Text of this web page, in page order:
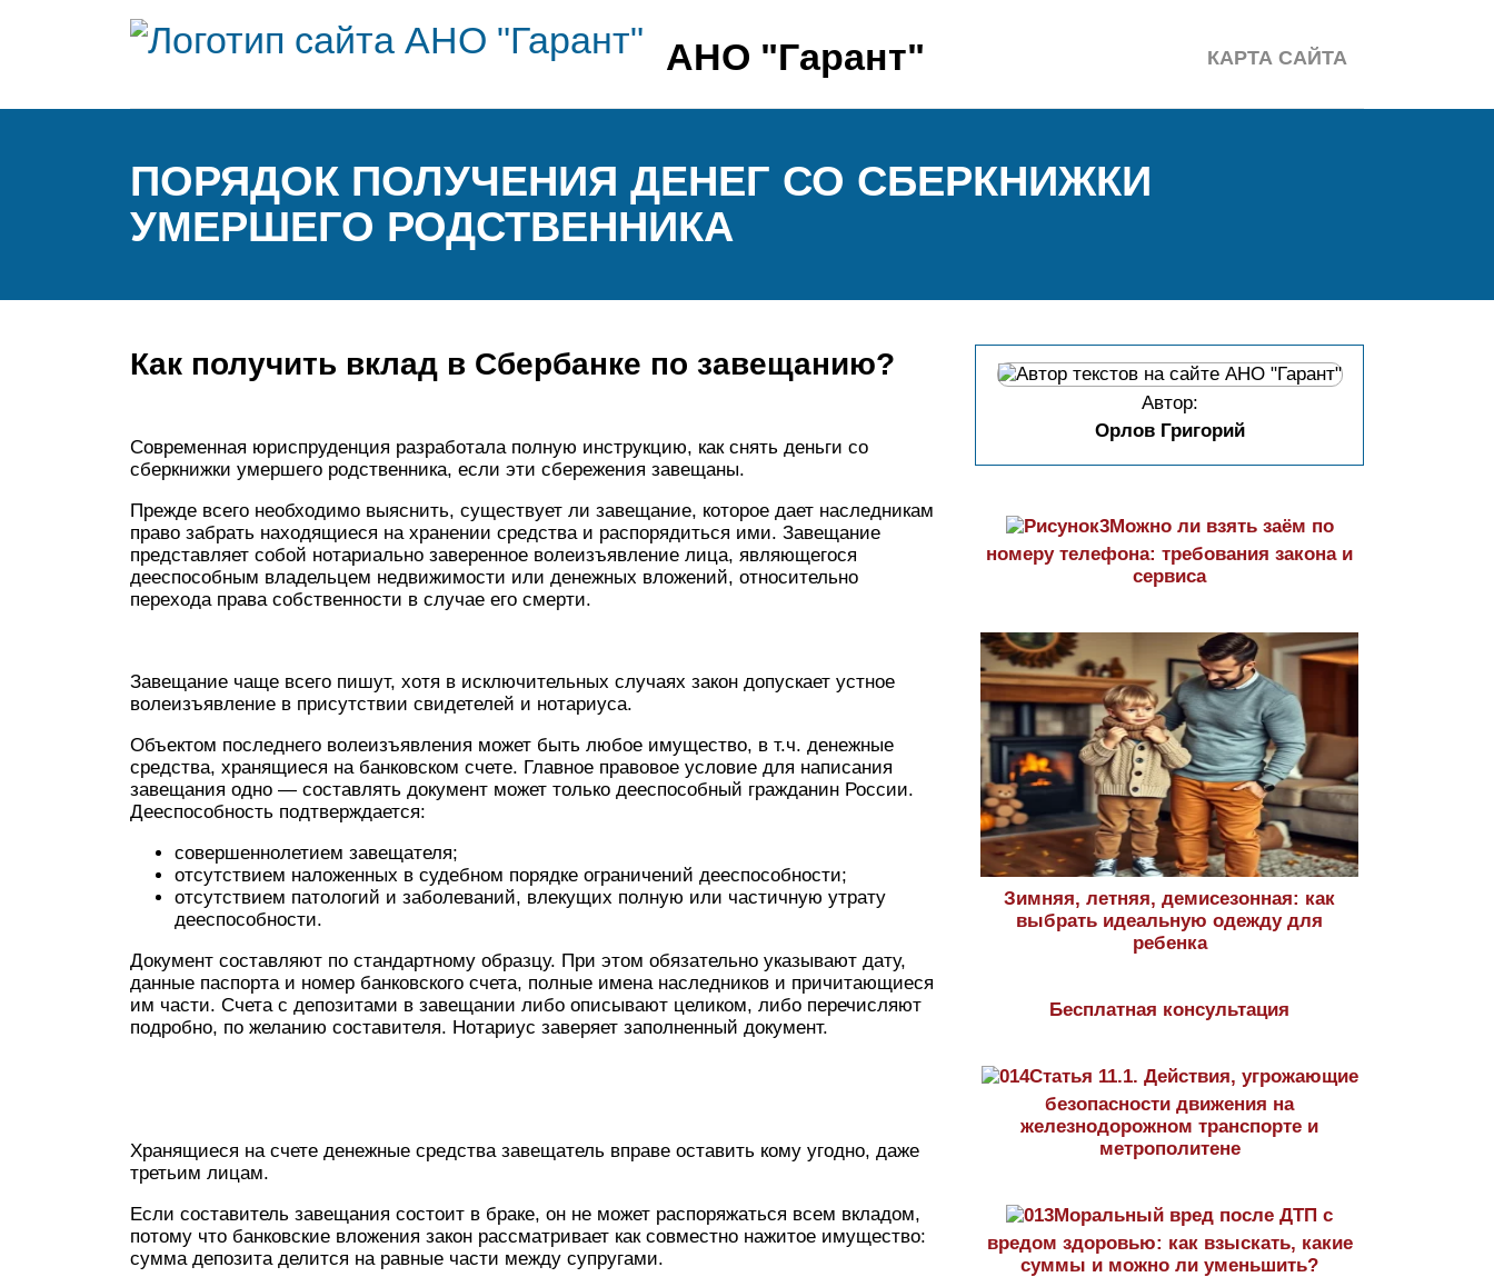
АНО "Гарант" КАРТА САЙТА
ПОРЯДОК ПОЛУЧЕНИЯ ДЕНЕГ СО СБЕРКНИЖКИ
УМЕРШЕГО РОДСТВЕННИКА
Как получить вклад в Сбербанке по завещанию?
Современная юриспруденция разработала полную инструкцию, как снять деньги со
сберкнижки умершего родственника, если эти сбережения завещаны.
Прежде всего необходимо выяснить, существует ли завещание, которое дает наследникам
право забрать находящиеся на хранении средства и распорядиться ими. Завещание
представляет собой нотариально заверенное волеизъявление лица, являющегося
дееспособным владельцем недвижимости или денежных вложений, относительно
перехода права собственности в случае его смерти.
Завещание чаще всего пишут, хотя в исключительных случаях закон допускает устное
волеизъявление в присутствии свидетелей и нотариуса.
Объектом последнего волеизъявления может быть любое имущество, в т.ч. денежные
средства, хранящиеся на банковском счете. Главное правовое условие для написания
завещания одно — составлять документ может только дееспособный гражданин России.
Дееспособность подтверждается:
совершеннолетием завещателя;
отсутствием наложенных в судебном порядке ограничений дееспособности;
отсутствием патологий и заболеваний, влекущих полную или частичную утрату
дееспособности.
Документ составляют по стандартному образцу. При этом обязательно указывают дату,
данные паспорта и номер банковского счета, полные имена наследников и причитающиеся
им части. Счета с депозитами в завещании либо описывают целиком, либо перечисляют
подробно, по желанию составителя. Нотариус заверяет заполненный документ.
Хранящиеся на счете денежные средства завещатель вправе оставить кому угодно, даже
третьим лицам.
Если составитель завещания состоит в браке, он не может распоряжаться всем вкладом,
потому что банковские вложения закон рассматривает как совместно нажитое имущество:
сумма депозита делится на равные части между супругами.
Автор:
Орлов Григорий
Можно ли взять заём по
номеру телефона: требования закона и
сервиса
Зимняя, летняя, демисезонная: как
выбрать идеальную одежду для
ребенка
Бесплатная консультация
Статья 11.1. Действия, угрожающие
безопасности движения на
железнодорожном транспорте и
метрополитене
Моральный вред после ДТП с
вредом здоровью: как взыскать, какие
суммы и можно ли уменьшить?